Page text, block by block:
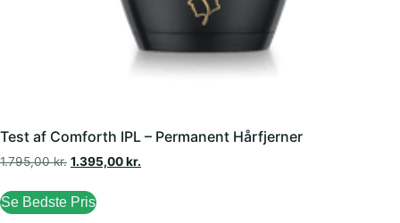
Test af Comforth IPL – Permanent Hårfjerner
1.795,00kr. 1.395,00kr.
Se Bedste Pris